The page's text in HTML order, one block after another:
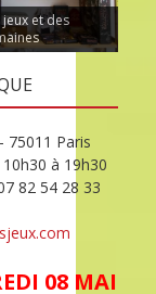
et des
75011 Paris
à 19h30
82 54 28 33
08 MAI